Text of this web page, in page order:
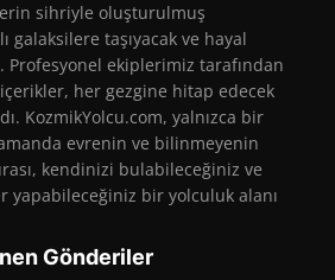
sihriyle oluşturulmuş
galaksilere taşıyacak ve hayal
Profesyonel ekiplerimiz tarafından
her gezgine hitap edecek
KozmikYolcu.com, yalnızca bir
evrenin ve bilinmeyenin
kendinizi bulabileceğiniz ve
yapabileceğiniz bir yolculuk alanı
Gönderiler